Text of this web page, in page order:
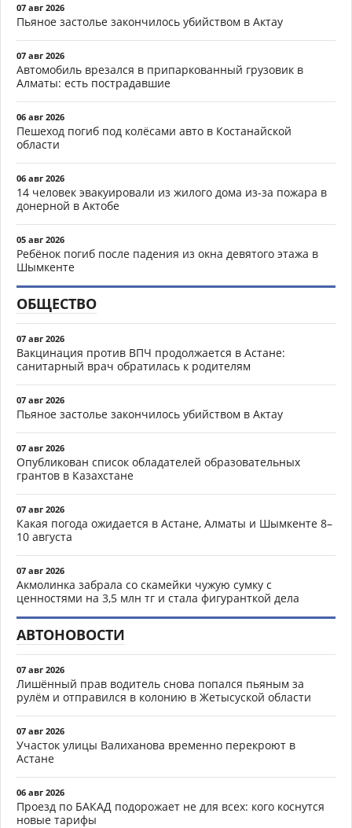
07 авг 2026
Пьяное застолье закончилось убийством в Актау
07 авг 2026
Автомобиль врезался в припаркованный грузовик в
Алматы: есть пострадавшие
06 авг 2026
Пешеход погиб под колёсами авто в Костанайской
области
06 авг 2026
14 человек эвакуировали из жилого дома из-за пожара в
донерной в Актобе
05 авг 2026
Ребёнок погиб после падения из окна девятого этажа в
Шымкенте
ОБЩЕСТВО
07 авг 2026
Вакцинация против ВПЧ продолжается в Астане:
санитарный врач обратилась к родителям
07 авг 2026
Пьяное застолье закончилось убийством в Актау
07 авг 2026
Опубликован список обладателей образовательных
грантов в Казахстане
07 авг 2026
Какая погода ожидается в Астане, Алматы и Шымкенте 8–
10 августа
07 авг 2026
Акмолинка забрала со скамейки чужую сумку с
ценностями на 3,5 млн тг и стала фигуранткой дела
АВТОНОВОСТИ
07 авг 2026
Лишённый прав водитель снова попался пьяным за
рулём и отправился в колонию в Жетысуской области
07 авг 2026
Участок улицы Валиханова временно перекроют в
Астане
06 авг 2026
Проезд по БАКАД подорожает не для всех: кого коснутся
новые тарифы